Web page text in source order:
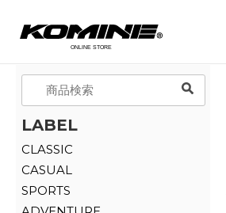
LABEL
CLASSIC
CASUAL
SPORTS